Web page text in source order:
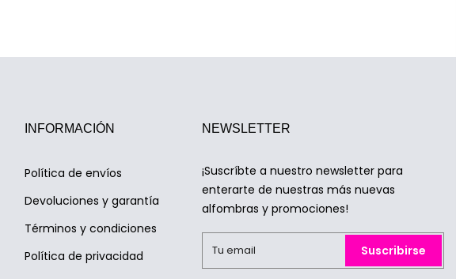
INFORMACIÓN
Política de envíos
Devoluciones y garantía
Términos y condiciones
Política de privacidad
NEWSLETTER
¡Suscríbte a nuestro newsletter para
enterarte de nuestras más nuevas
alfombras y promociones!
Suscribirse